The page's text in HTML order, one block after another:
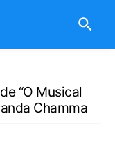
“O Musical
Chamma